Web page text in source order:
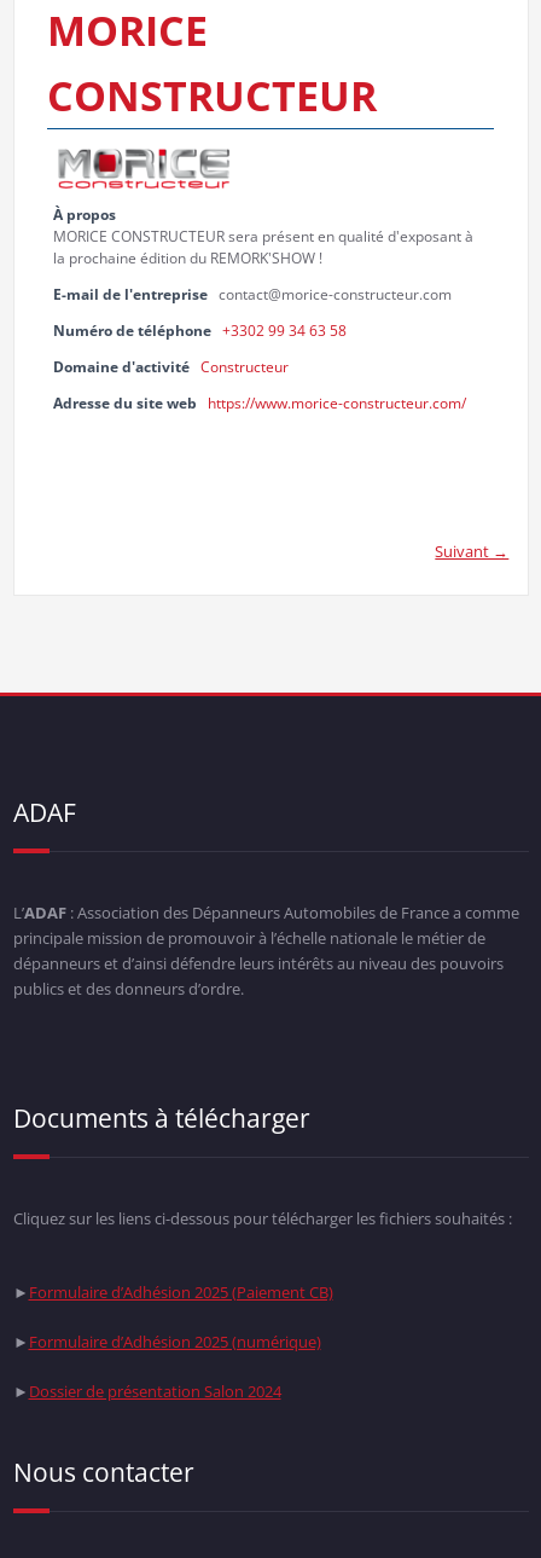
MORICE
CONSTRUCTEUR
À propos
MORICE CONSTRUCTEUR sera présent en qualité d'exposant à
la prochaine édition du REMORK'SHOW !
E-mail de l'entreprise contact@morice-constructeur.com
Numéro de téléphone +3302 99 34 63 58
Domaine d'activité Constructeur
Adresse du site web
https://www.morice-constructeur.com/
Suivant →
ADAF
L’ADAF: Association des Dépanneurs Automobiles de France a comme
principale mission de promouvoir à l’échelle nationale le métier de
dépanneurs et d’ainsi défendre leurs intérêts au niveau des pouvoirs
publics et des donneurs d’ordre.
Documents à télécharger
Cliquez sur les liens ci-dessous pour télécharger les fichiers souhaités :
► Formulaire d’Adhésion 2025 (Paiement CB)
► Formulaire d’Adhésion 2025 (numérique)
► Dossier de présentation Salon 2024
Nous contacter